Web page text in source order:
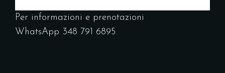
Per informazioni e prenotazioni
WhatsApp 348 791 6895